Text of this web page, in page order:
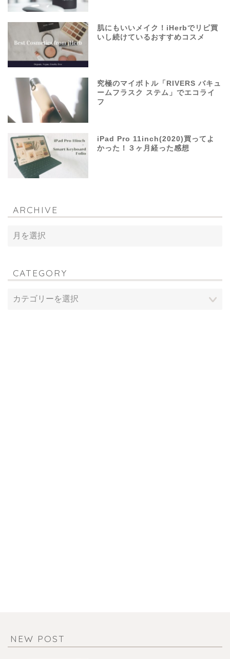
肌にもいいメイク！iHerbでリピ買
いし続けているおすすめコスメ
究極のマイボトル「RIVERS バキュ
ームフラスク ステム」でエコライ
フ
iPad Pro 11inch(2020)買ってよ
かった！３ヶ月経った感想
ARCHIVE
CATEGORY
NEW POST